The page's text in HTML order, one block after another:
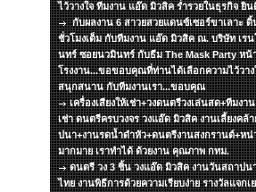
ไว้วางใจ ทีมงาน แอ๊ด มิวสิค ร่ำรวยในธุรกิจ ยิ
กับผลงาน 6 สาวยสวยแดนซ์เซอร์ขาเลาะ ดิ้
ชั่วโมงเต็ม กับทีมงาน แอ๊ด มิวสิค ณ. บริษัท เร
นทร์ ซอยนวมินทร์ กับธีม The Mask Party หน้
โรงงาน...ขอขอบคุณที่ท่านได้เลือกความไว้วาง
สนุกสนาน กับทีมงานเรา...ขอบคุณ
เครื่องเสียงให้เช่า+วงดนตรีวงเล่นสด+ทีมงา
เช่า ดนตรีครบวงจร วงแอ๊ด มิวสิค งานเลี้ยงคล้
ปนา+งานรดน้ำดำหัว+ดนตรีงานสงกรานต์+หน่
มากมาย เราทำได้ ด้วยงาน คุณภาพ กทม.
ดนตรี วง 3 ชิ้น วงแอ๊ด มิวสิค งานวันสถาปน
ไทย งานพิธีการด้วยความเรียบง่าย รางวัลแจกเ